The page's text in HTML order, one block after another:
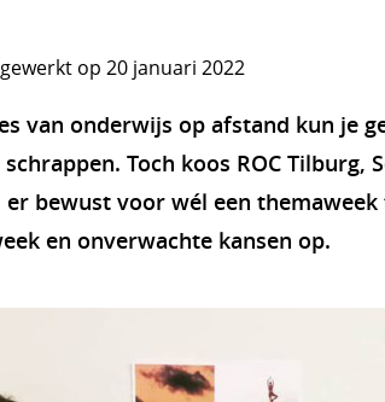
op 20 januari 2022
van onderwijs op afstand kun je
Toch koos ROC Tilburg,
er bewust voor wél een
en onverwachte kansen op.